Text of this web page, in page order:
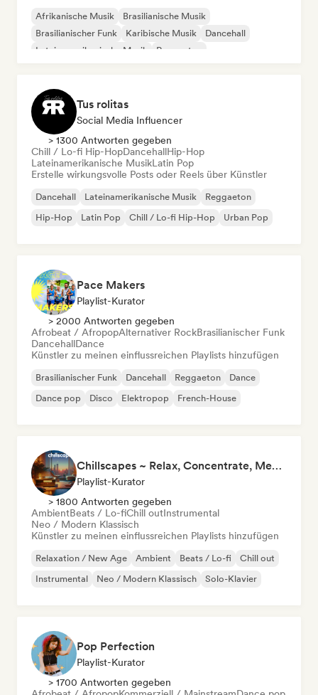
Afrikanische Musik
Brasilianische Musik
Brasilianischer Funk
Karibische Musik
Dancehall
Lateinamerikanische Musik
Reggaeton
Tus rolitas
Social Media Influencer
> 1300 Antworten gegeben
Chill / Lo-fi Hip-HopDancehallHip-Hop
Lateinamerikanische MusikLatin Pop
Erstelle wirkungsvolle Posts oder Reels über Künstler
Dancehall Lateinamerikanische Musik
Reggaeton
Hip-Hop
Latin Pop Chill / Lo-fi Hip-Hop Urban Pop
Pace Makers
Playlist-Kurator
> 2000 Antworten gegeben
Afrobeat / AfropopAlternativer RockBrasilianischer Funk
DancehallDance
Künstler zu meinen einflussreichen Playlists hinzufügen
Brasilianischer Funk Dancehall Reggaeton
Dance
Dance pop
Disco Elektropop French-House
Chillscapes ~ Relax, Concentrate, Meditate, Sleep, Dream
Playlist-Kurator
> 1800 Antworten gegeben
AmbientBeats / Lo-fiChill outInstrumental
Neo / Modern Klassisch
Künstler zu meinen einflussreichen Playlists hinzufügen
Relaxation / New Age Ambient Beats / Lo-fi
Chill out
Instrumental
Neo / Modern Klassisch Solo-Klavier
Pop Perfection
Playlist-Kurator
> 1700 Antworten gegeben